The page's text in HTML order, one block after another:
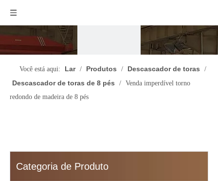
Você está aqui: Lar / Produtos / Descascador de toras /
Descascador de toras de 8 pés / Venda imperdível torno
redondo de madeira de 8 pés
Categoria de Produto